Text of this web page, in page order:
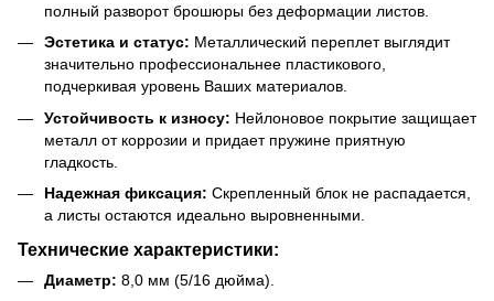
полный разворот брошюры без деформации листов.
Эстетика и статус: Металлический переплет выглядит
значительно профессиональнее пластикового,
подчеркивая уровень Ваших материалов.
Устойчивость к износу: Нейлоновое покрытие защищает
металл от коррозии и придает пружине приятную
гладкость.
Надежная фиксация: Скрепленный блок не распадается,
а листы остаются идеально выровненными.
Технические характеристики:
Диаметр: 8,0 мм (5/16 дюйма).